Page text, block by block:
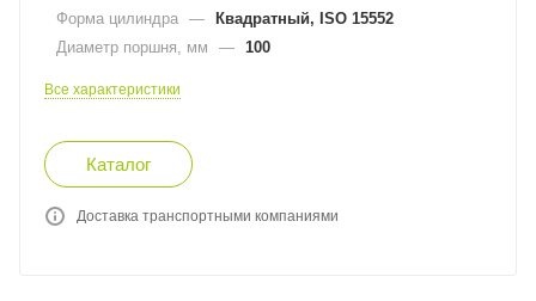
Форма цилиндра — Квадратный, ISO 15552
Диаметр поршня, мм
— 100
Все характеристики
Каталог
Доставка транспортными компаниями